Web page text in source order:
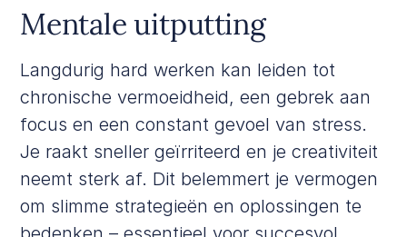
Mentale uitputting
Langdurig hard werken kan leiden tot
chronische vermoeidheid, een gebrek aan
focus en een constant gevoel van stress.
Je raakt sneller geïrriteerd en je creativiteit
neemt sterk af. Dit belemmert je vermogen
om slimme strategieën en oplossingen te